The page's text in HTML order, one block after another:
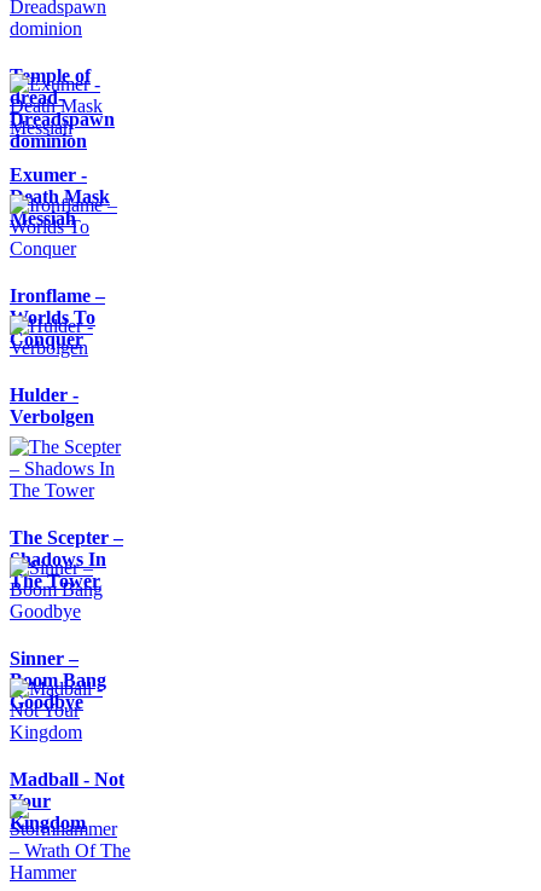
Temple of
dread-
Dreadspawn
dominion
Exumer -
Death Mask
Messiah
Ironflame –
Worlds To
Conquer
Hulder -
Verbolgen
The Scepter –
Shadows In
The Tower
Sinner –
Boom Bang
Goodbye
Madball - Not
Your
Kingdom